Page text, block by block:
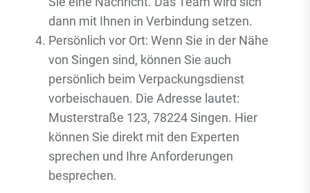
dann mit Ihnen in Verbindung setzen.
Persönlich vor Ort: Wenn Sie in der Nähe
von Singen sind, können Sie auch
persönlich beim Verpackungsdienst
vorbeischauen. Die Adresse lautet:
Musterstraße 123, 78224 Singen. Hier
können Sie direkt mit den Experten
sprechen und Ihre Anforderungen
besprechen.